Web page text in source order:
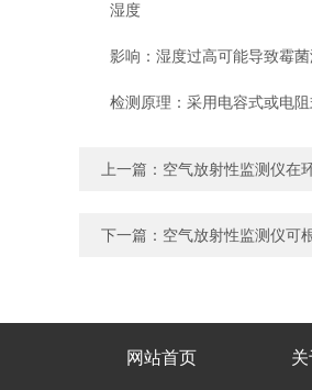
湿度
影响：湿度过高可能导致霉菌
检测原理：采用电容式或电阻
上一篇： 空气放射性监测仪在
下一篇： 空气放射性监测仪可
网站首页